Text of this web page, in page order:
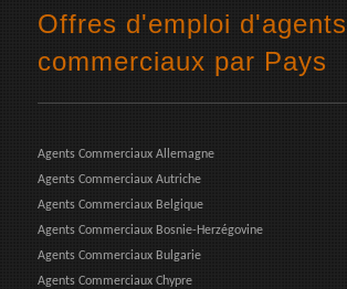
Offres d'emploi d'agents
commerciaux par Pays
Agents Commerciaux Allemagne
Agents Commerciaux Autriche
Agents Commerciaux Belgique
Agents Commerciaux Bosnie-Herzégovine
Agents Commerciaux Bulgarie
Agents Commerciaux Chypre